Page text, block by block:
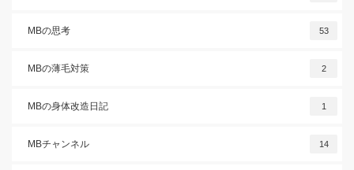
MBの思考 53
MBの薄毛対策 2
MBの身体改造日記 1
MBチャンネル 14